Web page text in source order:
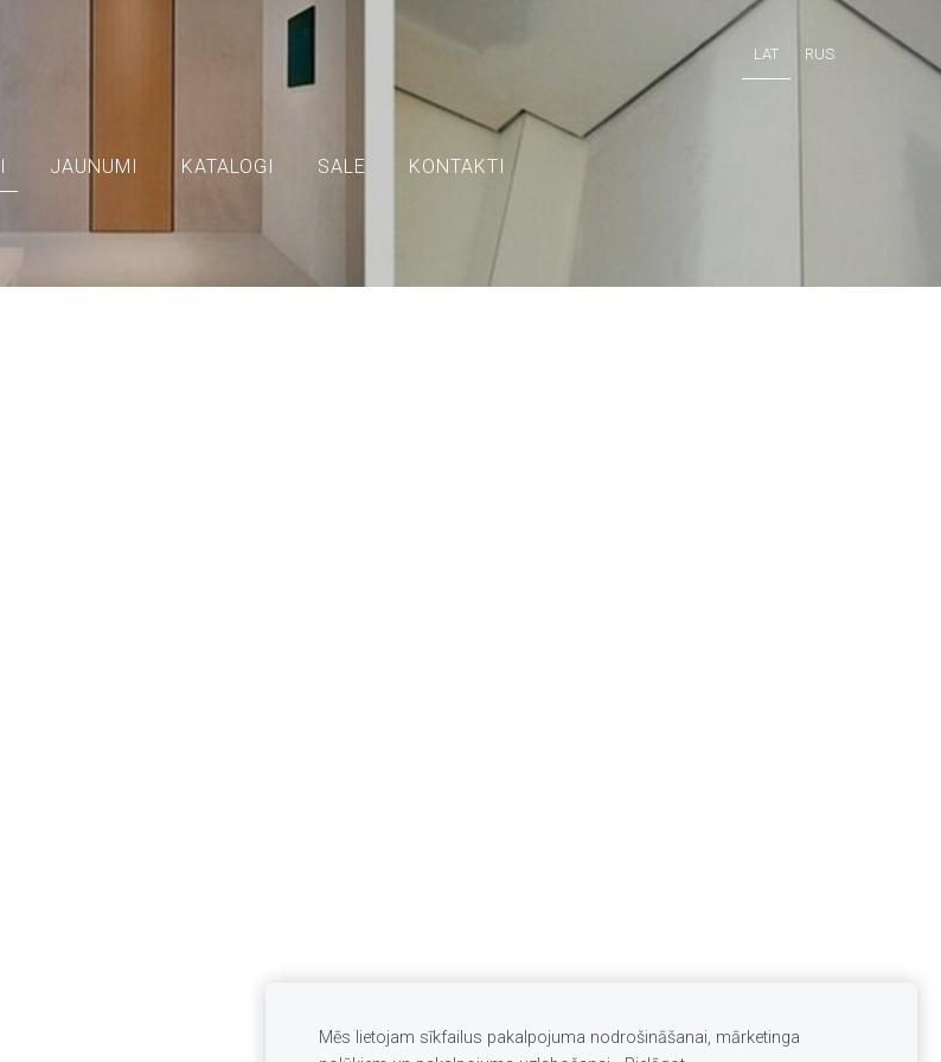
LAT RUS
JAUNUMI KATALOGI SALE KONTAKTI
Mēs lietojam sīkfailus pakalpojuma nodrošināšanai, mārketinga